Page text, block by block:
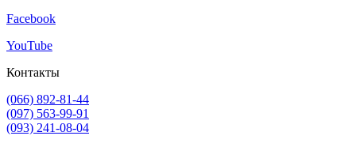
Facebook
YouTube
Контакты
(066) 892-81-44
(097) 563-99-91
(093) 241-08-04